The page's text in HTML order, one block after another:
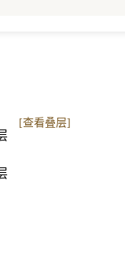
[查看叠层]